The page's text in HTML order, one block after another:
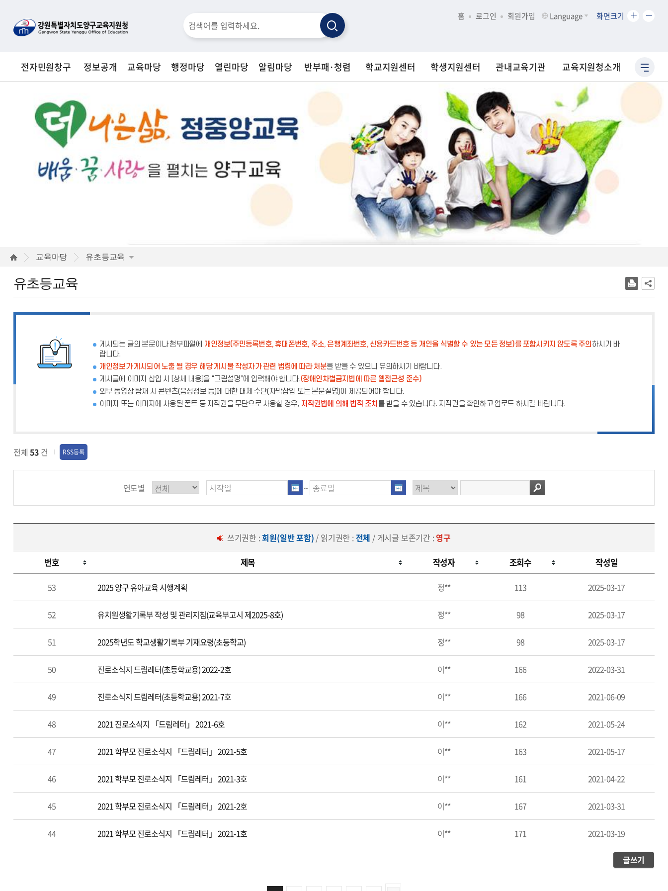
검
창
합
검
색
검
홈 로그인 회원가입 Language 화면크기
화
확
화
전자민원창구 정보공개 교육마당 행정마당 열린마당 알림마당 반부패·청렴 학교지원센터 학생지원센터 관내교육기관 교육지원청소개
사
이
로
유
교육마당 유초등교육
유초등교육
게시되는 글의 본문이나 첨부파일에 개인정보(주민등록번호, 휴대폰번호, 주소, 은행계좌번호, 신용카드번호 등 개인을 식별할 수 있는 모든 정보)를 포함시키지 않도록 주의 하시기 바
랍니다.
개인정보가 게시되어 노출 될 경우 해당 게시물 작성자가 관련 법령에 따라 처분을 받을 수 있으니 유의하시기 바랍니다.
게시글에 이미지 삽입 시 [상세 내용]을 “그림설명”에 입력해야 합니다.(장애인차별금지법에 따른 웹접근성 준수)
외부 동영상 탑재 시 콘텐츠(음성정보 등)에 대한 대체 수단(자막삽입 또는 본문설명)이 제공되어야 합니다.
이미지 또는 이미지에 사용된 폰트 등 저작권을 무단으로 사용할 경우, 저작권법에 의해 법적 조치 를 받을 수 있습니다. 저작권을 확인하고 업로드 하시길 바랍니다.
전체 53 건 RSS등록
연도별 ~
쓰기권한 :회원(일반 포함) / 읽기권한 :전체 / 게시글 보존기간 :영구
등
육
번호 제목 작성자 조회수 작성일
53 2025 양구 유아교육 시행계획 정** 113 2025-03-17
52 유치원생활기록부 작성 및 관리지침(교육부고시 제2025-8호) 정** 98 2025-03-17
51 2025학년도 학교생활기록부 기재요령(초등학교) 정** 98 2025-03-17
50 진로소식지 드림레터(초등학교용) 2022-2호 이** 166 2022-03-31
49 진로소식지 드림레터(초등학교용) 2021-7호 이** 166 2021-06-09
48 2021 진로소식지 「드림레터」 2021-6호 이** 162 2021-05-24
47 2021 학부모 진로소식지 「드림레터」 2021-5호 이** 163 2021-05-17
46 2021 학부모 진로소식지 「드림레터」 2021-3호 이** 161 2021-04-22
45 2021 학부모 진로소식지 「드림레터」 2021-2호 이** 167 2021-03-31
44 2021 학부모 진로소식지 「드림레터」 2021-1호 이** 171 2021-03-19
글쓰기